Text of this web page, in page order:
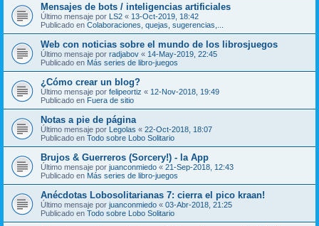
Mensajes de bots / inteligencias artificiales
Último mensaje por LS2 « 13-Oct-2019, 18:42
Publicado en Colaboraciones, quejas, sugerencias,...
Web con noticias sobre el mundo de los librosjuegos
Último mensaje por radjabov « 14-May-2019, 22:45
Publicado en Más series de libro-juegos
¿Cómo crear un blog?
Último mensaje por felipeortiz « 12-Nov-2018, 19:49
Publicado en Fuera de sitio
Notas a pie de página
Último mensaje por Legolas « 22-Oct-2018, 18:07
Publicado en Todo sobre Lobo Solitario
Brujos & Guerreros (Sorcery!) - la App
Último mensaje por juanconmiedo « 21-Sep-2018, 12:43
Publicado en Más series de libro-juegos
Anécdotas Lobosolitarianas 7: cierra el pico kraan!
Último mensaje por juanconmiedo « 03-Abr-2018, 21:25
Publicado en Todo sobre Lobo Solitario